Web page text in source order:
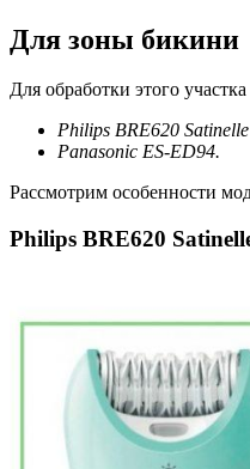
Для зоны бикини
Для обработки этого
Philips BRE620
Panasonic ES-ED94.
Рассмотрим особенности
Philips BRE620